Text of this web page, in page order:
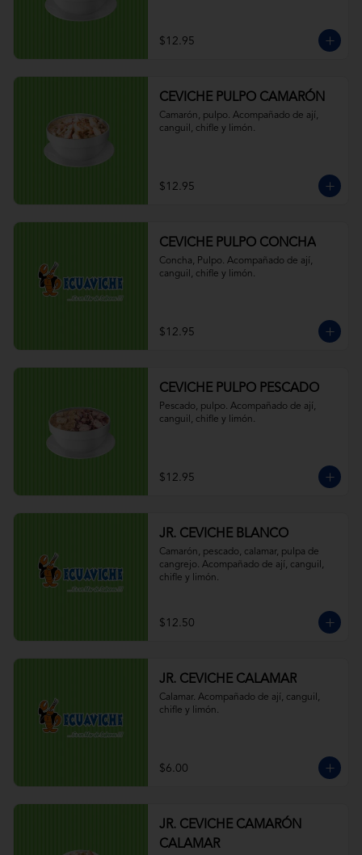
$12.95
CEVICHE PULPO CAMARÓN
Camarón, pulpo. Acompañado de ají,
canguil, chifle y limón.
$12.95
CEVICHE PULPO CONCHA
Concha, Pulpo. Acompañado de ají,
canguil, chifle y limón.
$12.95
CEVICHE PULPO PESCADO
Pescado, pulpo. Acompañado de ají,
canguil, chifle y limón.
$12.95
JR. CEVICHE BLANCO
Camarón, pescado, calamar, pulpa de
cangrejo. Acompañado de ají, canguil,
chifle y limón.
$12.50
JR. CEVICHE CALAMAR
Calamar. Acompañado de ají, canguil,
chifle y limón.
$6.00
JR. CEVICHE CAMARÓN
CALAMAR